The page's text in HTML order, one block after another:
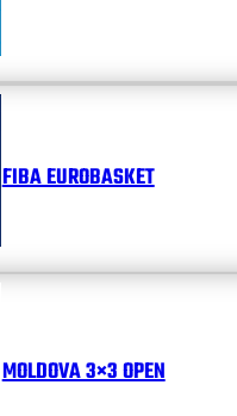
FIBA EUROBASKET
MOLDOVA 3×3 OPEN